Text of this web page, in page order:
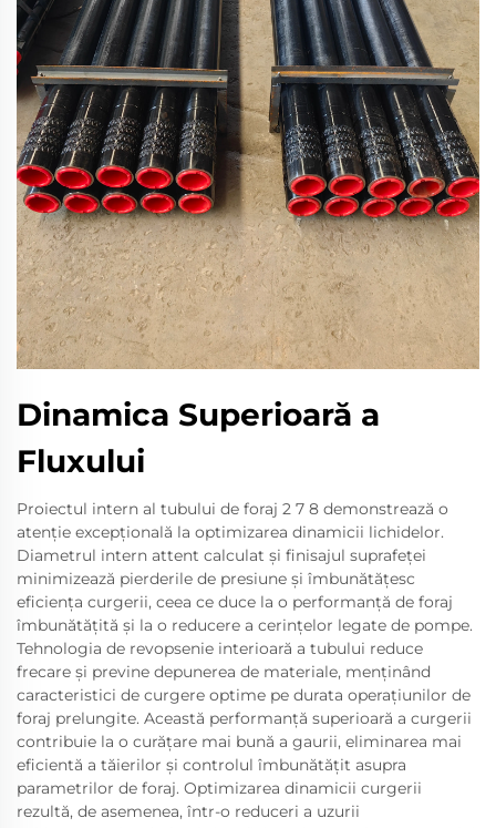
Dinamica Superioară a
Fluxului
Proiectul intern al tubului de foraj 2 7 8 demonstrează o
atenție excepțională la optimizarea dinamicii lichidelor.
Diametrul intern attent calculat și finisajul suprafeței
minimizează pierderile de presiune și îmbunătățesc
eficiența curgerii, ceea ce duce la o performanță de foraj
îmbunătățită și la o reducere a cerințelor legate de pompe.
Tehnologia de revopsenie interioară a tubului reduce
frecare și previne depunerea de materiale, menținând
caracteristici de curgere optime pe durata operațiunilor de
foraj prelungite. Această performanță superioară a curgerii
contribuie la o curățare mai bună a gaurii, eliminarea mai
eficientă a tăierilor și controlul îmbunătățit asupra
parametrilor de foraj. Optimizarea dinamicii curgerii
rezultă, de asemenea, într-o reduceri a uzurii